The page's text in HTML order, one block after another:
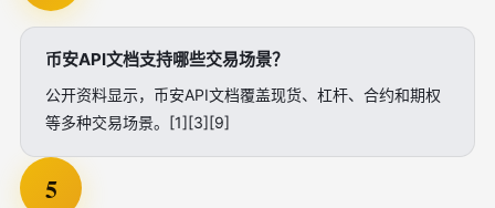
币安API文档支持哪些交易场景？
公开资料显示，币安API文档覆盖现货、杠杆、合约和期权
等多种交易场景。[1][3][9]
5